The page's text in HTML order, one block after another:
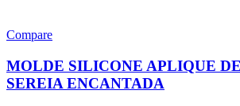
Compare
MOLDE SILICONE APLIQUE
SEREIA ENCANTADA